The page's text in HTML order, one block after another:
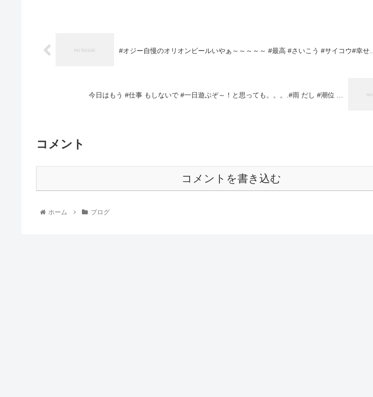
#オジー自慢のオリオンビールいやぁ～～～～～ #最高 #さいこう #サイコウ#幸せ…
今日はもう #仕事 もしないで #一日遊ぶぞ～！と思っても。。。.#雨 だし #潮位 …
コメント
コメントを書き込む
ホーム ブログ